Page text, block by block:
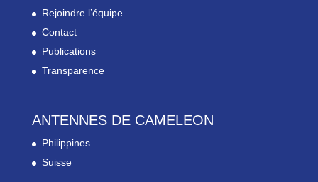
Rejoindre l’équipe
Contact
Publications
Transparence
ANTENNES DE CAMELEON
Philippines
Suisse